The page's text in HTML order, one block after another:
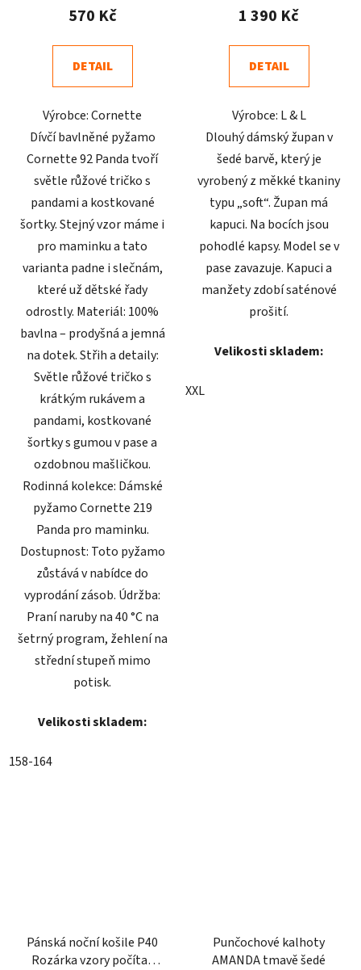
produktu
5,0
z
hvězdiček.
570 Kč
DETAIL
Výrobce: Cornette
Dívčí bavlněné pyžamo
Cornette 92 Panda tvoří
světle růžové tričko s
pandami a kostkované
šortky. Stejný vzor máme i
pro maminku a tato
varianta padne i slečnám,
které už dětské řady
odrostly. Materiál: 100%
bavlna – prodyšná a jemná
na dotek. Střih a detaily:
Světle růžové tričko s
krátkým rukávem a
pandami, kostkované
šortky s gumou v pase a
ozdobnou mašličkou.
Rodinná kolekce: Dámské
pyžamo Cornette 219
Panda pro maminku.
Dostupnost: Toto pyžamo
zůstává v nabídce do
vyprodání zásob. Údržba:
Praní naruby na 40 °C na
šetrný program, žehlení na
střední stupeň mimo
potisk.
Velikosti skladem:
158-164
produktu
4,9
z
hvězdiček.
1 390 Kč
DETAIL
Výrobce: L & L
Dlouhý dámský župan v
šedé barvě, který je
vyrobený z měkké tkaniny
typu „soft“. Župan má
kapuci. Na bocích jsou
pohodlé kapsy. Model se v
pase zavazuje. Kapuci a
manžety zdobí saténové
prošití.
Velikosti skladem:
XXL
Pánská noční košile P40
Rozárka vzory počítač
Punčochové kalhoty
AMANDA tmavě šedé